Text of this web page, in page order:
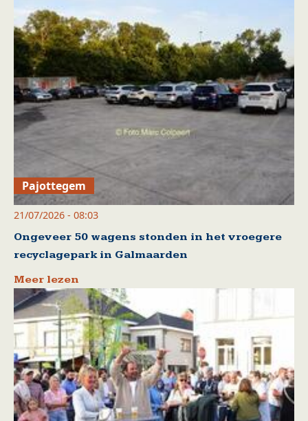
Pajottegem
21/07/2026 - 08:03
Ongeveer 50 wagens stonden in het vroegere
recyclagepark in Galmaarden
Meer lezen